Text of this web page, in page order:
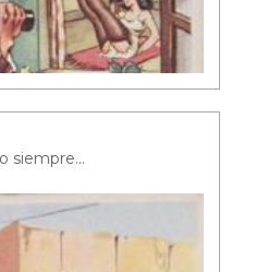
siempre…